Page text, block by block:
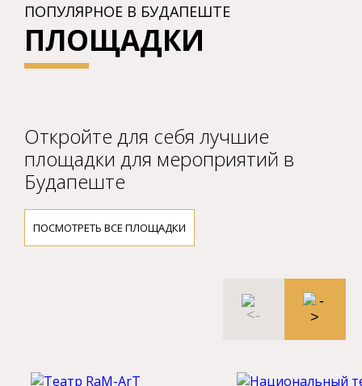
ПОПУЛЯРНОЕ В БУДАПЕШТЕ
ПЛОЩАДКИ
Откройте для себя лучшие
площадки для мероприятий в
Будапеште
ПОСМОТРЕТЬ ВСЕ ПЛОЩАДКИ